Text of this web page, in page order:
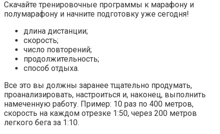
Скачайте тренировочные программы к марафону и
полумарафону и начните подготовку уже сегодня!
длина дистанции;
скорость;
число повторений;
продолжительность;
способ отдыха.
Все это вы должны заранее тщательно продумать,
проанализировать, настроиться и, наконец, выполнить
намеченную работу. Пример: 10 раз по 400 метров,
скорость на каждом отрезке 1:50, через 200 метров
легкого бега за 1:10.